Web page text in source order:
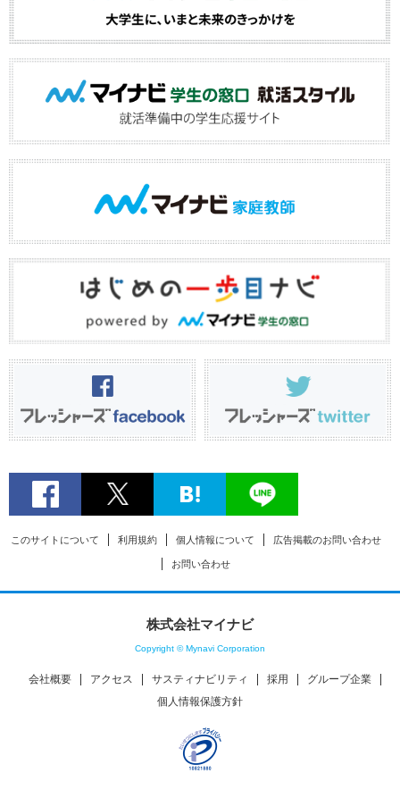
このサイトについて 利用規約 個人情報について 広告掲載のお問い合わせ
お問い合わせ
株式会社マイナビ
Copyright © Mynavi Corporation
会社概要 アクセス サスティナビリティ 採用
グループ企業
個人情報保護方針